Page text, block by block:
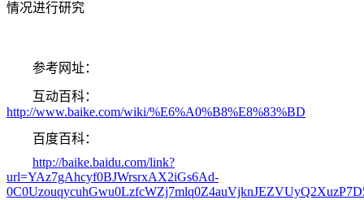
情况进行研究
参考网址：
互动百科：
http://www.baike.com/wiki/%E6%A0%B8%E8%83%BD
百度百科：
http://baike.baidu.com/link?
url=YAz7gAhcyf0BJWrsrxAX2iGs6Ad-